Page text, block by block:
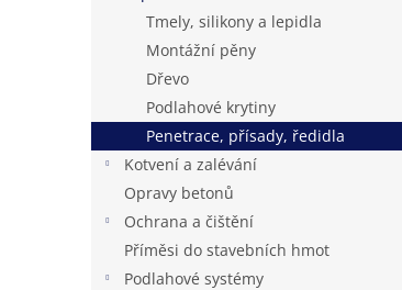
e
l
Tmely, silikony a lepidla
Montážní pěny
Dřevo
Podlahové krytiny
Penetrace, přísady, ředidla
Kotvení a zalévání
Opravy betonů
Ochrana a čištění
Příměsi do stavebních hmot
Podlahové systémy